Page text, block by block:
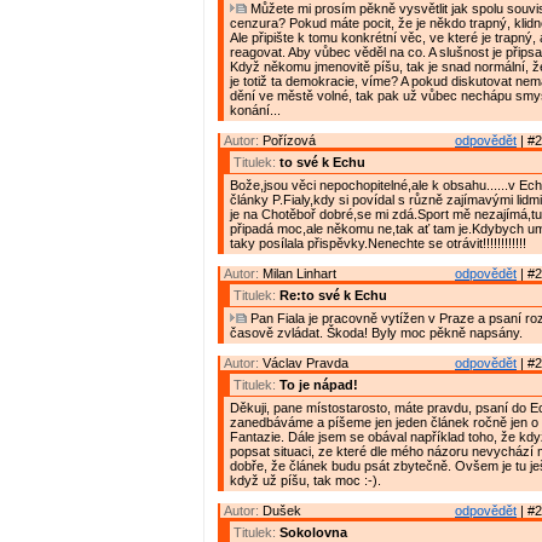
Můžete mi prosím pěkně vysvětlit jak spolu
cenzura? Pokud máte pocit, že je někdo trapný,
Ale připište k tomu konkrétní věc, ve které je trapný,
reagovat. Aby vůbec věděl na co. A slušnost je
Když někomu jmenovitě píšu, tak je snad normální,
je totiž ta demokracie, víme? A pokud diskutovat
dění ve městě volné, tak pak už vůbec nechápu
konání...
odpovědět |
Autor: Pořízová
Titulek: to své k Echu
Bože,jsou věci nepochopitelné,ale k obsahu......v
články P.Fialy,kdy si povídal s různě zajímavými
je na Chotěboř dobré,se mi zdá.Sport mě
připadá moc,ale někomu ne,tak ať tam je.Kdybych
taky posílala přispěvky.Nenechte se otrávit!!!!!!!!!!!!
odpovědět |
Autor: Milan Linhart
Titulek: Re:to své k Echu
Pan Fiala je pracovně vytížen v Praze a psaní
časově zvládat. Škoda! Byly moc pěkně napsány.
odpovědět |
Autor: Václav Pravda
Titulek: To je nápad!
Děkuji, pane místostarosto, máte pravdu, psaní do
zanedbáváme a píšeme jen jeden článek ročně jen o
Fantazie. Dále jsem se obával například toho, že
popsat situaci, ze které dle mého názoru nevychází
dobře, že článek budu psát zbytečně. Ovšem je tu
když už píšu, tak moc :-).
odpovědět |
Autor: Dušek
Titulek: Sokolovna